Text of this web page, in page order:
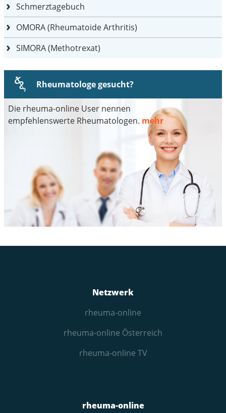
Schmerztagebuch
OMORA (Rheumatoide Arthritis)
SIMORA (Methotrexat)
Rheumatologe gesucht?
Die rheuma-online User nennen
empfehlenswerte Rheumatologen. mehr
Netzwerk
rheuma-online
rheuma-online Österreich
rheuma-online TV
rheuma-online